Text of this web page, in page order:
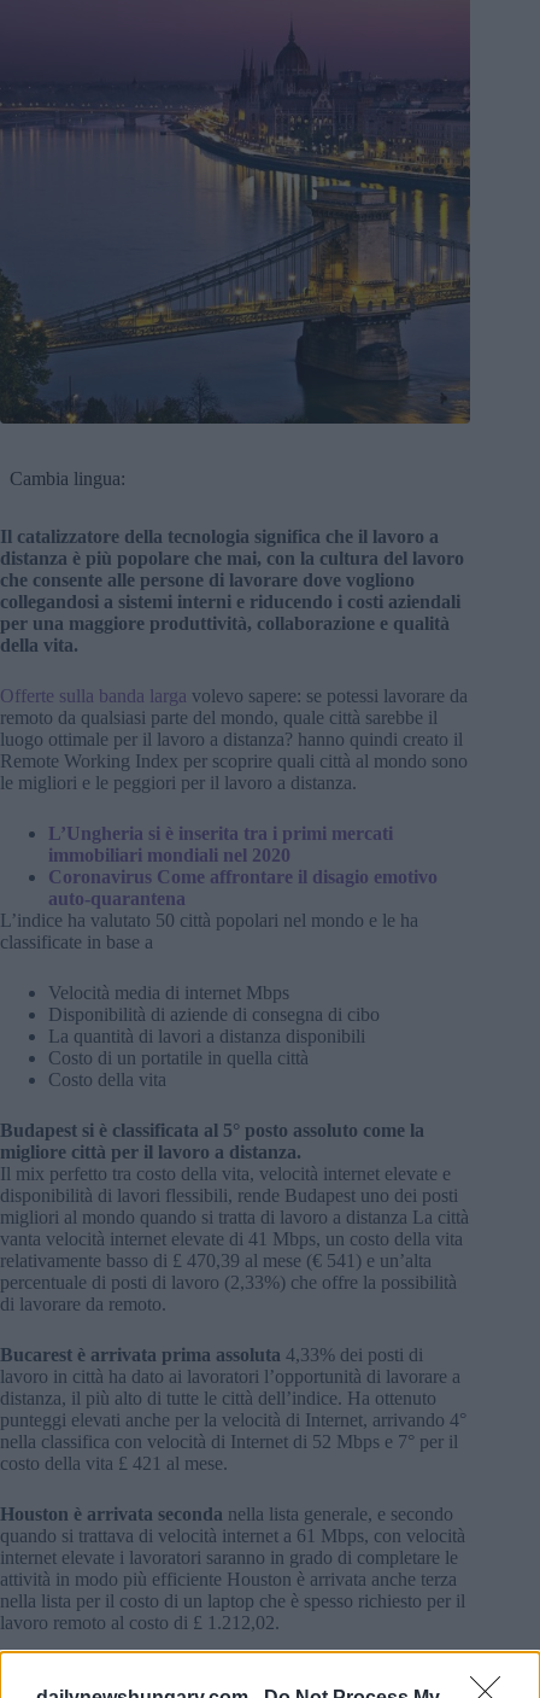
Cambia lingua:
Il catalizzatore della tecnologia significa che il lavoro a
distanza è più popolare che mai, con la cultura del lavoro
che consente alle persone di lavorare dove vogliono
collegandosi a sistemi interni e riducendo i costi aziendali
per una maggiore produttività, collaborazione e qualità
della vita.
Offerte sulla banda larga volevo sapere: se potessi lavorare da
remoto da qualsiasi parte del mondo, quale città sarebbe il
luogo ottimale per il lavoro a distanza? hanno quindi creato il
Remote Working Index per scoprire quali città al mondo sono
le migliori e le peggiori per il lavoro a distanza.
L’Ungheria si è inserita tra i primi mercati
immobiliari mondiali nel 2020
Coronavirus Come affrontare il disagio emotivo
auto-quarantena
L’indice ha valutato 50 città popolari nel mondo e le ha
classificate in base a
Velocità media di internet Mbps
Disponibilità di aziende di consegna di cibo
La quantità di lavori a distanza disponibili
Costo di un portatile in quella città
Costo della vita
Budapest si è classificata al 5° posto assoluto come la
migliore città per il lavoro a distanza.
Il mix perfetto tra costo della vita, velocità internet elevate e
disponibilità di lavori flessibili, rende Budapest uno dei posti
migliori al mondo quando si tratta di lavoro a distanza La città
vanta velocità internet elevate di 41 Mbps, un costo della vita
relativamente basso di £ 470,39 al mese (€ 541) e un’alta
percentuale di posti di lavoro (2,33%) che offre la possibilità
di lavorare da remoto.
Bucarest è arrivata prima assoluta 4,33% dei posti di
lavoro in città ha dato ai lavoratori l’opportunità di lavorare a
distanza, il più alto di tutte le città dell’indice. Ha ottenuto
punteggi elevati anche per la velocità di Internet, arrivando 4°
nella classifica con velocità di Internet di 52 Mbps e 7° per il
costo della vita £ 421 al mese.
Houston è arrivata seconda nella lista generale, e secondo
quando si trattava di velocità internet a 61 Mbps, con velocità
internet elevate i lavoratori saranno in grado di completare le
attività in modo più efficiente Houston è arrivata anche terza
nella lista per il costo di un laptop che è spesso richiesto per il
lavoro remoto al costo di £ 1.212,02.